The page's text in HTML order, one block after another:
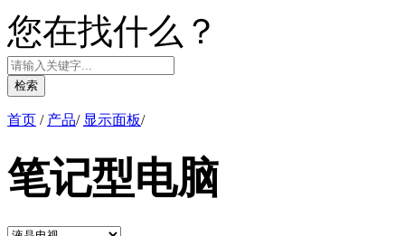
您在找什么？
检索
首页 / 产品/ 显示面板/
笔记型电脑